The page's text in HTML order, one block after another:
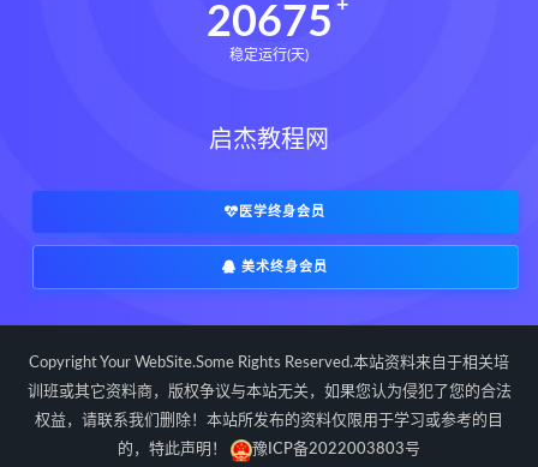
莱西鲍德温史密斯
民间家传盲派六爻下载
民间家传盲派六爻pdf
民间家传盲派六爻
形峦讲义寻龙点穴秘法下载
形峦讲义寻龙点穴秘法电子书
形峦讲义寻龙点穴秘法 寻龙点穴秘法
形峦讲义 阴宅风水向吉而行下载
阴宅风水向吉而行网盘
20675
稳定运行(天)
启杰教程网
医学终身会员
美术终身会员
Copyright Your WebSite.Some Rights Reserved.本站资料来自于相关培
训班或其它资料商，版权争议与本站无关，如果您认为侵犯了您的合法
权益，请联系我们删除！本站所发布的资料仅限用于学习或参考的目
的，特此声明！
豫ICP备2022003803号